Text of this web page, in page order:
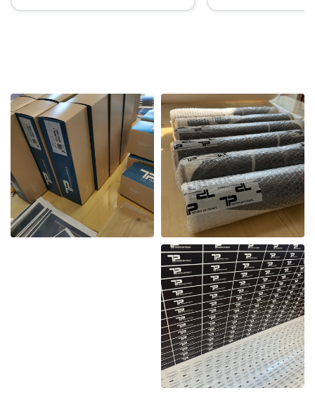
à poser : j’ai utilisé une légère
posé avant !